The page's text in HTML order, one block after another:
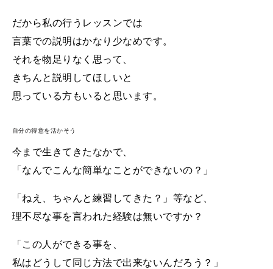
だから私の行うレッスンでは
言葉での説明はかなり少なめです。
それを物足りなく思って、
きちんと説明してほしいと
思っている方もいると思います。
自分の得意を活かそう
今まで生きてきたなかで、
「なんでこんな簡単なことができないの？」
「ねえ、ちゃんと練習してきた？」 等など、
理不尽な事を言われた経験は無いですか？
「この人ができる事を、
私はどうして同じ方法で出来ないんだろう？」